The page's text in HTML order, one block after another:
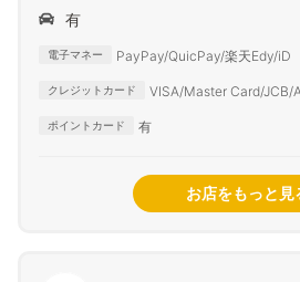
有
電子マネー PayPay/QuicPay/楽天Edy/iD
クレジットカード
VISA/Master Card/JCB/
ポイントカード 有
お店をもっと見